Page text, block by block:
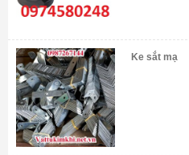
Ke sắt mạ